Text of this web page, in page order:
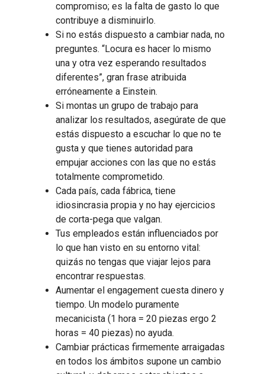
compromiso; es la falta de gasto lo que
contribuye a disminuirlo.
Si no estás dispuesto a cambiar nada, no
preguntes. “Locura es hacer lo mismo
una y otra vez esperando resultados
diferentes”, gran frase atribuida
erróneamente a Einstein.
Si montas un grupo de trabajo para
analizar los resultados, asegúrate de que
estás dispuesto a escuchar lo que no te
gusta y que tienes autoridad para
empujar acciones con las que no estás
totalmente comprometido.
Cada país, cada fábrica, tiene
idiosincrasia propia y no hay ejercicios
de corta-pega que valgan.
Tus empleados están influenciados por
lo que han visto en su entorno vital:
quizás no tengas que viajar lejos para
encontrar respuestas.
Aumentar el engagement cuesta dinero y
tiempo. Un modelo puramente
mecanicista (1 hora = 20 piezas ergo 2
horas = 40 piezas) no ayuda.
Cambiar prácticas firmemente arraigadas
en todos los ámbitos supone un cambio